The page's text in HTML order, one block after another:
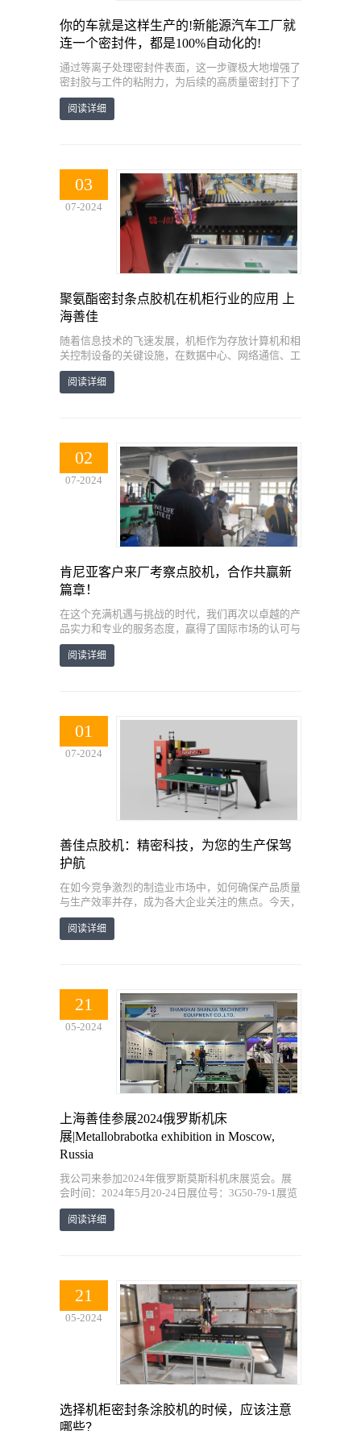
你的车就是这样生产的!新能源汽车工厂就
连一个密封件，都是100%自动化的!
通过等离子处理密封件表面，这一步骤极大地增强了
密封胶与工件的粘附力，为后续的高质量密封打下了
坚实基础。而智能混合腔头直接在工件上涂出防水密
封胶，并一体发泡成型密封条，不
阅读详细
03
07-2024
聚氨酯密封条点胶机在机柜行业的应用 上
海善佳
​随着信息技术的飞速发展，机柜作为存放计算机和相
关控制设备的关键设施，在数据中心、网络通信、工
业自动化等领域发挥着越来越重要的作用。而聚氨酯
密封条点胶机作为一种高效、精确的自动化涂胶设
阅读详细
02
07-2024
肯尼亚客户来厂考察点胶机，合作共赢新
篇章！
在这个充满机遇与挑战的时代，我们再次以卓越的产
品实力和专业的服务态度，赢得了国际市场的认可与
信赖！近日，来自东非明珠——肯尼亚的尊贵客户，
亲临我司生产现场，对我们的密封条点胶机进行了全
阅读详细
01
07-2024
善佳点胶机：精密科技，为您的生产保驾
护航
在如今竞争激烈的制造业市场中，如何确保产品质量
与生产效率并存，成为各大企业关注的焦点。今天，
就为大家介绍一款备受赞誉的工业利器——善佳点胶
机，它以精密科技与卓越性能，助力企业轻松应对生
阅读详细
21
05-2024
上海善佳参展2024俄罗斯机床
展|Metallobrabotka exhibition in Moscow,
Russia
我公司来参加2024年俄罗斯莫斯科机床展览会。展
会时间：2024年5月20-24日展位号：3G50-79-1展览
地点：俄罗斯莫斯科Expocentre Fairgrounds展会详细
地址：Expocentre Fairgrounds, K
阅读详细
21
05-2024
选择机柜密封条涂胶机的时候，应该注意
哪些？